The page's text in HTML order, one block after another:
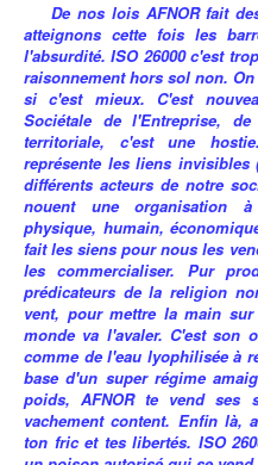
De nos lois AFNOR fait
atteignons cette fois les
l'absurdité. ISO 26000 c'est
raisonnement hors sol non.
si c'est mieux. C'est
Sociétale de l'Entreprise,
territoriale, c'est une
représente les liens
différents acteurs de notre
nouent une organisation à
physique, humain,
fait les siens pour nous les
les commercialiser. Pur
prédicateurs de la religion
vent, pour mettre la main
monde va l'avaler. C'est son
comme de l'eau lyophilisée à
base d'un super régime
poids, AFNOR te vend ses
vachement content. Enfin là,
ton fric et tes libertés. ISO